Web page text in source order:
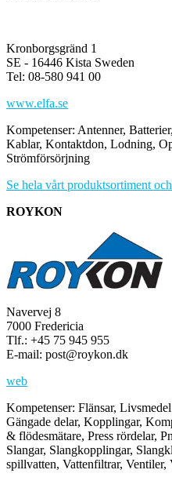
Kronborgsgränd 1
SE - 16446 Kista Sweden
Tel: 08-580 941 00
www.elfa.se
Kompetenser: Antenner,
Kablar, Kontaktdon, Lodning,
Strömförsörjning
Se hela vårt produktsortiment
ROYKON
Navervej 8
7000 Fredericia
Tlf.: +45 75 945 955
E-mail: post@roykon.dk
web
Kompetenser: Flänsar,
Gängade delar, Kopplingar,
& flödesmätare, Press rördelar,
Slangar, Slangkopplingar,
spillvatten, Vattenfiltrar,